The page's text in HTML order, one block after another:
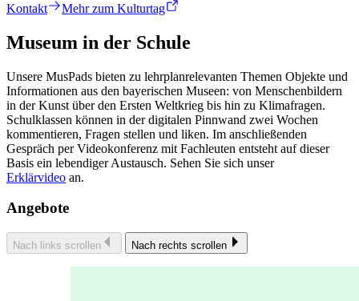
Kontakt Mehr zum Kulturtag
Museum in der Schule
Unsere MusPads bieten zu lehrplanrelevanten Themen Objekte und
Informationen aus den bayerischen Museen: von Menschenbildern
in der Kunst über den Ersten Weltkrieg bis hin zu Klimafragen.
Schulklassen können in der digitalen Pinnwand zwei Wochen
kommentieren, Fragen stellen und liken. Im anschließenden
Gespräch per Videokonferenz mit Fachleuten entsteht auf dieser
Basis ein lebendiger Austausch. Sehen Sie sich unser
Erklärvideo an.
Angebote
Nach links scrollen Nach rechts scrollen